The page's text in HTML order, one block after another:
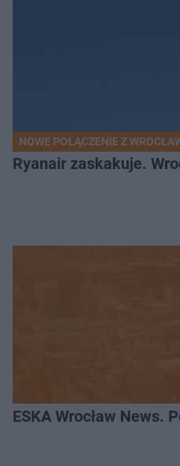
NOWE POŁĄCZENIE Z
Ryanair zaskakuje.
ESKA Wrocław News.